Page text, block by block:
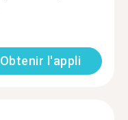
Obtenir l'appli